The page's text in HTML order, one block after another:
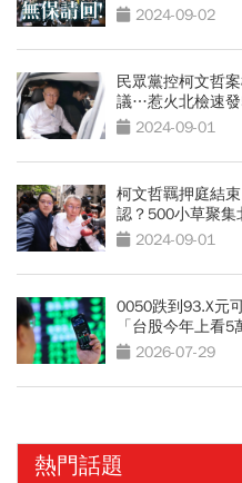
2024-09-02
民眾黨控柯文哲
議…惹火北檢速發
2024-09-01
柯文哲羈押庭結
認？500小草聚集
2024-09-01
0050跌到93.X元
「台股今年上看
策略曝光
2026-07-29
熱門話題